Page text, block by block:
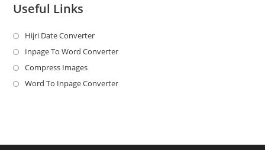
Useful Links
Hijri Date ConverterOpens
in
new
Inpage To Word ConverterOpens
a
Compress ImagesOpens
in
Word To Inpage ConverterOpens
tab